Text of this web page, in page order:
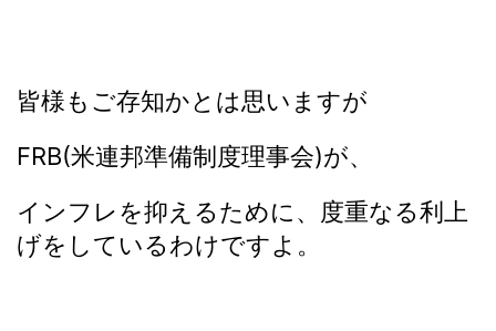
皆様もご存知かとは思いますが
FRB(米連邦準備制度理事会)が、
インフレを抑えるために、度重なる利上
げをしているわけですよ。